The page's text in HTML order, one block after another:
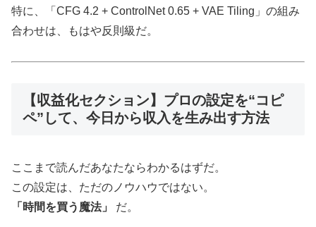
特に、「CFG 4.2 + ControlNet 0.65 + VAE Tiling」の組み
合わせは、もはや反則級だ。
【収益化セクション】プロの設定を“コピ
ペ”して、今日から収入を生み出す方法
ここまで読んだあなたならわかるはずだ。
この設定は、ただのノウハウではない。
「時間を買う魔法」
だ。